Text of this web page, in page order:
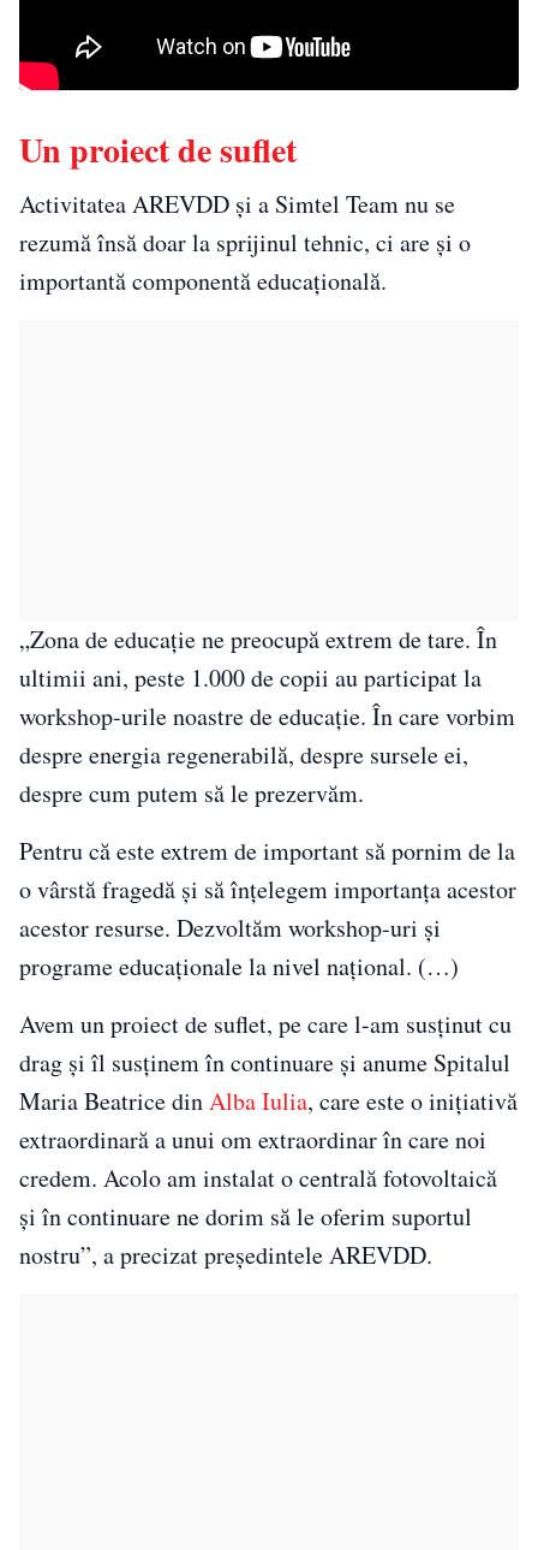
Un proiect de suflet
Activitatea AREVDD și a Simtel Team nu se
rezumă însă doar la sprijinul tehnic, ci are și o
importantă componentă educațională.
„Zona de educație ne preocupă extrem de tare. În
ultimii ani, peste 1.000 de copii au participat la
workshop-urile noastre de educație. În care vorbim
despre energia regenerabilă, despre sursele ei,
despre cum putem să le prezervăm.
Pentru că este extrem de important să pornim de la
o vârstă fragedă și să înțelegem importanța acestor
acestor resurse. Dezvoltăm workshop-uri și
programe educaționale la nivel național. (…)
Avem un proiect de suflet, pe care l-am susținut cu
drag și îl susținem în continuare și anume Spitalul
Maria Beatrice dinAlba Iulia, care este o inițiativă
extraordinară a unui om extraordinar în care noi
credem. Acolo am instalat o centrală fotovoltaică
și în continuare ne dorim să le oferim suportul
nostru”, a precizat președintele AREVDD.